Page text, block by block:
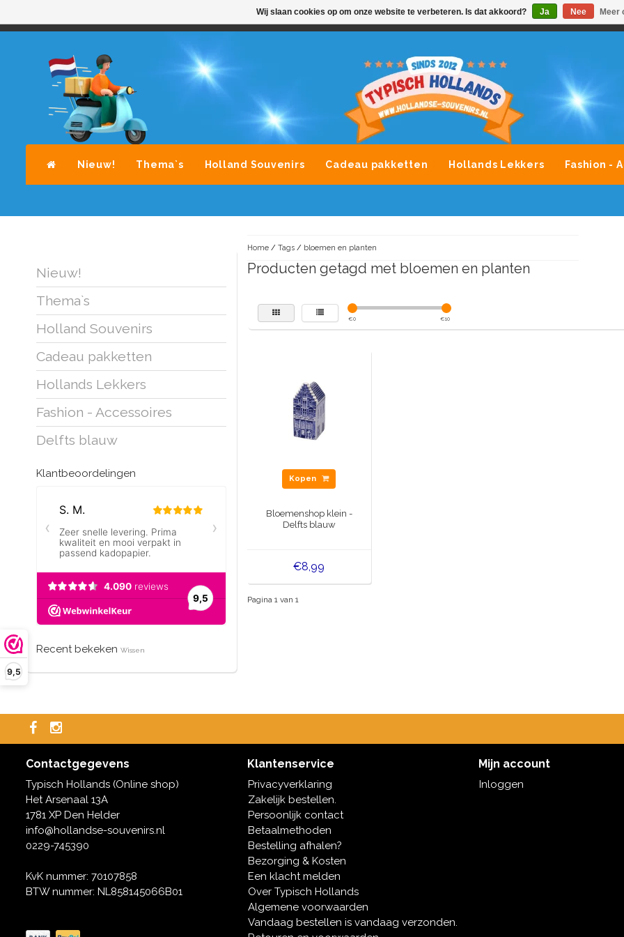
9,5
AVONDLEVERING MOGELIJK ALLE MERKEN SOUVENIRS
Nieuw! Thema`s Holland Souvenirs Cadeau pakketten Hollands Lekkers Fashion -
Nieuw!
Thema`s
Holland Souvenirs
Cadeau pakketten
Hollands Lekkers
Fashion - Accessoires
Delfts blauw
Klantbeoordelingen
Recent bekeken Wissen
Home/ Tags/ bloemen en planten
Producten getagd met bloemen en planten
€0 €10
Kopen
Bloemenshop klein -
Delfts blauw
€8,99
Pagina 1 van 1
Contactgegevens
Typisch Hollands (Online shop)
Het Arsenaal 13A
1781 XP Den Helder
info@hollandse-souvenirs.nl
0229-745390
KvK nummer: 70107858
BTW nummer: NL858145066B01
Klantenservice
Privacyverklaring
Zakelijk bestellen.
Persoonlijk contact
Betaalmethoden
Bestelling afhalen?
Bezorging & Kosten
Een klacht melden
Over Typisch Hollands
Algemene voorwaarden
Vandaag bestellen is vandaag verzonden.
Mijn account
Inloggen
Wij slaan cookies op om onze website te verbeteren. Is dat akkoord? Ja Nee Meer